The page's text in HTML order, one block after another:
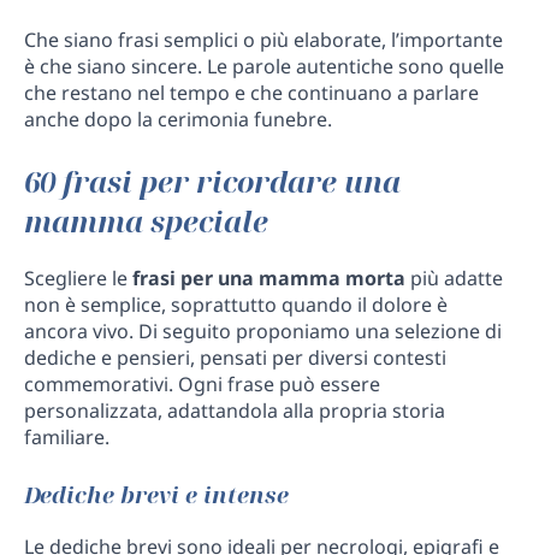
Che siano frasi semplici o più elaborate, l’importante
è che siano sincere. Le parole autentiche sono quelle
che restano nel tempo e che continuano a parlare
anche dopo la cerimonia funebre.
60 frasi per ricordare una
mamma speciale
Scegliere lefrasi per una mamma morta più adatte
non è semplice, soprattutto quando il dolore è
ancora vivo. Di seguito proponiamo una selezione di
dediche e pensieri, pensati per diversi contesti
commemorativi. Ogni frase può essere
personalizzata, adattandola alla propria storia
familiare.
Dediche brevi e intense
Le dediche brevi sono ideali per necrologi, epigrafi e